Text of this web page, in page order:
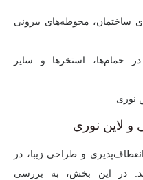
ساختمان، محوطه‌های بیرونی
در حمام‌ها، استخرها و سایر
لاین نوری
و طراحی زیبا، در
در این بخش، به بررسی